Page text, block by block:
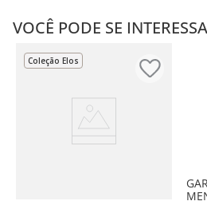
VOCÊ PODE SE
Coleção Elos